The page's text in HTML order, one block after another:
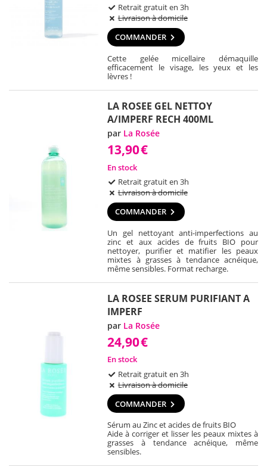
Retrait gratuit en 3h
Livraison à domicile
COMMANDER
Cette gelée micellaire démaquille
efficacement le visage, les yeux et les
lèvres !
LA ROSEE GEL NETTOY
A/IMPERF RECH 400ML
par La Rosée
13,90€
En stock
Retrait gratuit en 3h
Livraison à domicile
COMMANDER
Un gel nettoyant anti-imperfections au
zinc et aux acides de fruits BIO pour
nettoyer, purifier et matifier les peaux
mixtes à grasses à tendance acnéique,
même sensibles. Format recharge.
LA ROSEE SERUM PURIFIANT A
IMPERF
par La Rosée
24,90€
En stock
Retrait gratuit en 3h
Livraison à domicile
COMMANDER
Sérum au Zinc et acides de fruits BIO
Aide à corriger et lisser les peaux mixtes à
grasses à tendance acnéique, même
sensibles.